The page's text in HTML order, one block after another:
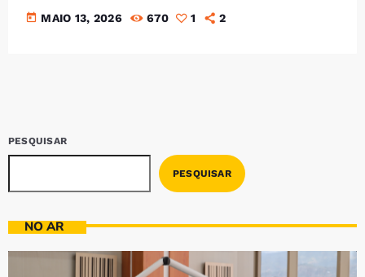
today MAIO 13, 2026 670 1 2
PESQUISAR
PESQUISAR
NO AR